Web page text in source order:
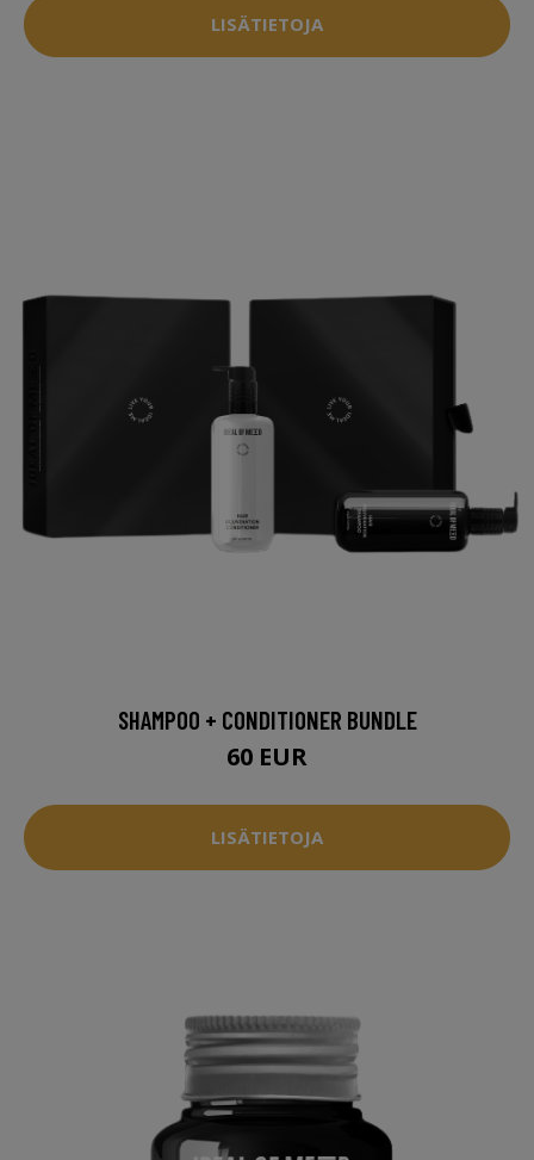
LISÄTIETOJA
SHAMPOO + CONDITIONER BUNDLE
60 EUR
LISÄTIETOJA